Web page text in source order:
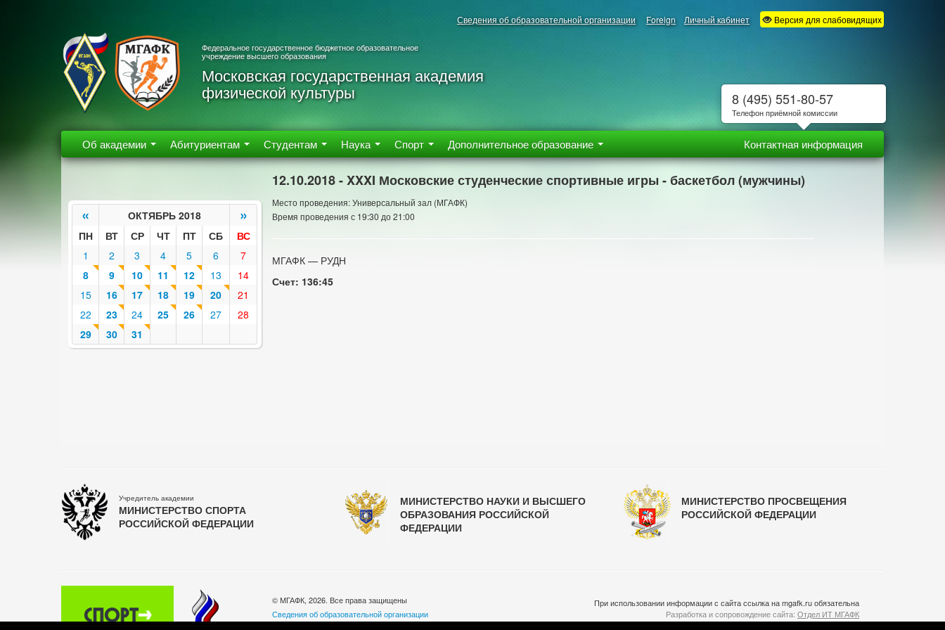
Сведения об образовательной организации Foreign Личный кабинет Версия для слабовидящих
Федеральное государственное бюджетное образовательное
учреждение высшего образования
Московская государственная академия
физической культуры
Об академии Абитуриентам Студентам Наука Спорт Дополнительное образование Контактная информация
« ОКТЯБРЬ 2018 »
ПН ВТ СР ЧТ ПТ СБ
ВС
1
2 3 4 5 6
7
8
9 10 11 12 13
14
15
16 17 18 19 20
21
22
23 24 25 26 27
28
29
30 31
12.10.2018 - XXXI Московские студенческие спортивные игры - баскетбол (мужчины)
Место проведения: Универсальный зал (МГАФК)
Время проведения с 19:30 до 21:00
МГАФК — РУДН
Счет: 136:45
Учредитель академии
МИНИСТЕРСТВО СПОРТА
РОССИЙСКОЙ ФЕДЕРАЦИИ
МИНИСТЕРСТВО НАУКИ И ВЫСШЕГО
ОБРАЗОВАНИЯ РОССИЙСКОЙ
ФЕДЕРАЦИИ
МИНИСТЕРСТВО ПРОСВЕЩЕНИЯ
РОССИЙСКОЙ ФЕДЕРАЦИИ
© МГАФК, 2026. Все права защищены
Сведения об образовательной организации
При использовании информации с сайта ссылка на mgafk.ru обязательна
Разработка и сопровождение сайта: Отдел ИТ МГАФК
Система управления контентом:temeshov.ru
8 (495) 551-80-57
Телефон приёмной комиссии